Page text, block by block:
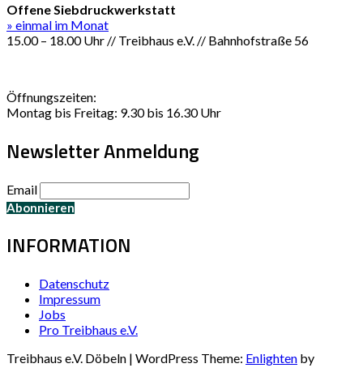
Offene Siebdruckwerkstatt
» einmal im Monat
15.00 – 18.00 Uhr // Treibhaus e.V. // Bahnhofstraße 56
Öffnungszeiten:
Montag bis Freitag: 9.30 bis 16.30 Uhr
Newsletter Anmeldung
Email
INFORMATION
Datenschutz
Impressum
Jobs
Pro Treibhaus e.V.
Treibhaus e.V. Döbeln | WordPress Theme: Enlighten by